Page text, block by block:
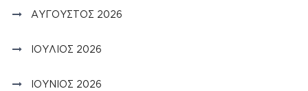
ΑΎΓΟΥΣΤΟΣ 2026
ΙΟΎΛΙΟΣ 2026
ΙΟΎΝΙΟΣ 2026